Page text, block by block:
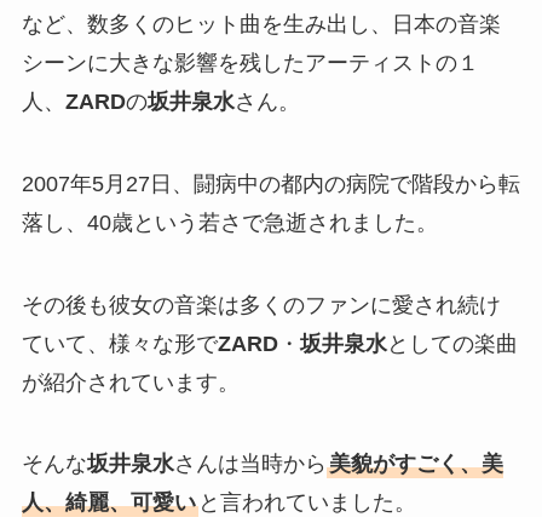
など、数多くのヒット曲を生み出し、日本の音楽
シーンに大きな影響を残したアーティストの１
人、 ZARDの坂井泉水さん。
2007年5月27日、闘病中の都内の病院で階段から転
落し、40歳という若さで急逝されました。
その後も彼女の音楽は多くのファンに愛され続け
ていて、様々な形でZARD・坂井泉水としての楽曲
が紹介されています。
そんな坂井泉水さんは当時から 美貌がすごく、美
人、綺麗、可愛いと言われていました。